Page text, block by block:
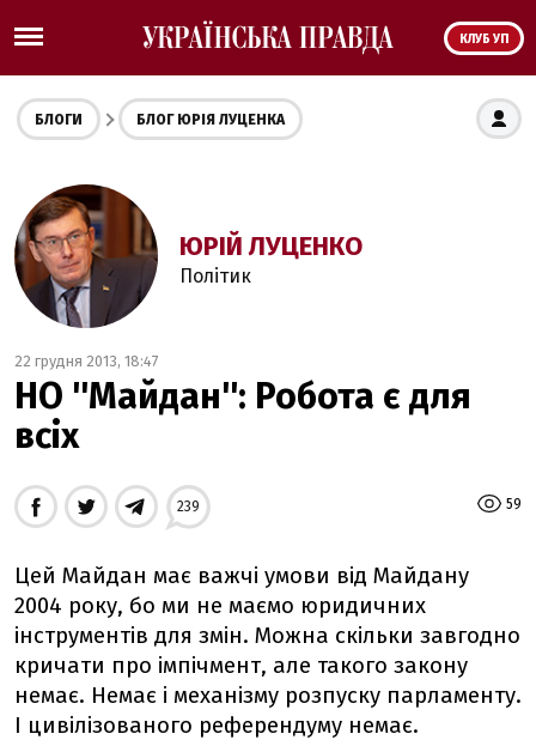
КЛУБ УП
БЛОГИ БЛОГ ЮРІЯ ЛУЦЕНКА
ЮРІЙ ЛУЦЕНКО
Політик
22 грудня 2013, 18:47
НО ''Майдан'': Робота є для
всіх
59
239
Цей Майдан має важчі умови від Майдану
2004 року, бо ми не маємо юридичних
інструментів для змін. Можна скільки завгодно
кричати про імпічмент, але такого закону
немає. Немає і механізму розпуску парламенту.
І цивілізованого референдуму немає.